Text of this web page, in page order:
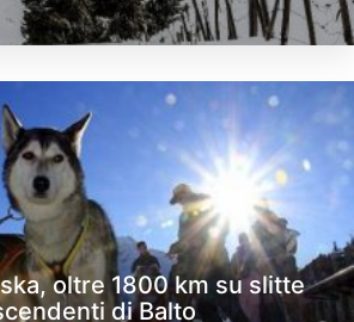
oltre 1800 km su slitte
di Balto